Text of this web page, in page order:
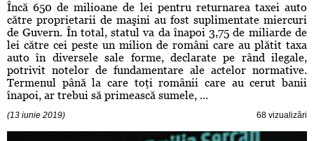
Încă 650 de milioane de lei pentru returnarea taxei auto
către proprietarii de maşini au fost suplimentate miercuri
de Guvern. În total, statul va da înapoi 3,75 de miliarde de
lei către cei peste un milion de români care au plătit taxa
auto în diversele sale forme, declarate pe rând ilegale,
potrivit notelor de fundamentare ale actelor normative.
Termenul până la care toţi românii care au cerut banii
înapoi, ar trebui să primească sumele, ...
(13 iunie 2019) 68 vizualizări